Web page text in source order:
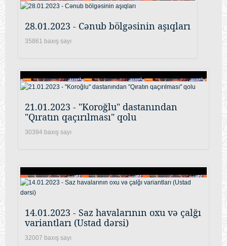
28.01.2023 - Cənub bölgəsinin aşıqları
35861 baxış sayı
21.01.2023 - "Koroğlu" dastanından
"Qıratın qaçırılması" qolu
30394 baxış sayı
14.01.2023 - Saz havalarının oxu və çalğı
variantları (Ustad dərsi)
32007 baxış sayı